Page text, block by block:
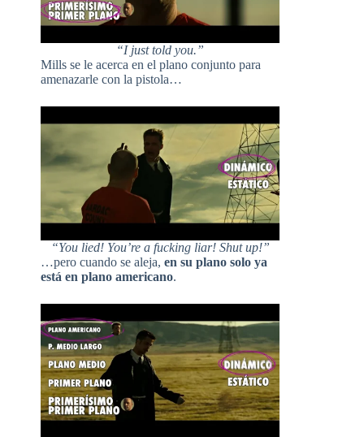
“I just told you.”
Mills se le acerca en el plano conjunto para
amenazarle con la pistola…
“You lied! You’re a fucking liar! Shut up!”
…pero cuando se aleja, en su plano solo ya
está en plano americano.